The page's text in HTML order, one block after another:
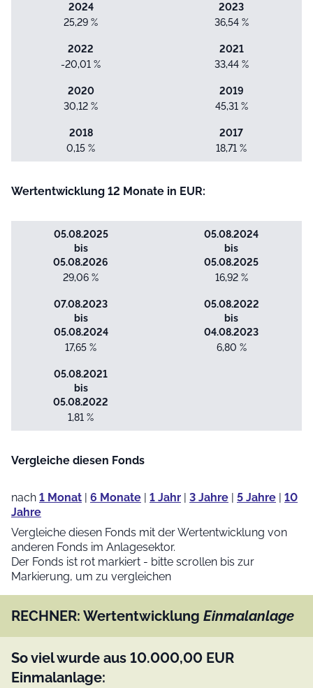
2024
25,29 %
2023
36,54 %
2022
-20,01 %
2021
33,44 %
2020
30,12 %
2019
45,31 %
2018
0,15 %
2017
18,71 %
Wertentwicklung 12 Monate in EUR:
05.08.2025
bis
05.08.2026
29,06 %
05.08.2024
bis
05.08.2025
16,92 %
07.08.2023
bis
05.08.2024
17,65 %
05.08.2022
bis
04.08.2023
6,80 %
05.08.2021
bis
05.08.2022
1,81 %
Vergleiche diesen Fonds
nach 1 Monat | 6 Monate | 1 Jahr | 3 Jahre | 5 Jahre | 10
Jahre
Vergleiche diesen Fonds mit der Wertentwicklung von
anderen Fonds im Anlagesektor.
Der Fonds ist rot markiert - bitte scrollen bis zur
Markierung, um zu vergleichen
RECHNER: Wertentwicklung Einmalanlage
So viel wurde aus 10.000,00 EUR
Einmalanlage: